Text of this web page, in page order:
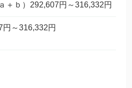
＋ｂ）292,607円～316,332円
円～316,332円